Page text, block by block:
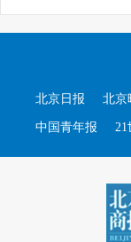
北京日报 北京
中国青年报